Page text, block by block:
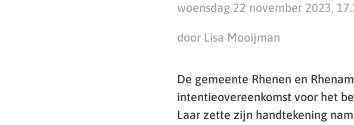
woensdag 22 november 2023,
door Lisa Mooijman
De gemeente Rhenen en
intentieovereenkomst voor het
Laar zette zijn handtekening